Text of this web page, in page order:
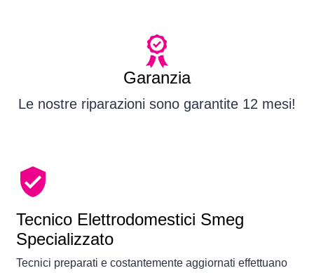
Garanzia
Le nostre riparazioni sono garantite 12 mesi!
Tecnico Elettrodomestici Smeg
Specializzato
Tecnici preparati e costantemente aggiornati effettuano